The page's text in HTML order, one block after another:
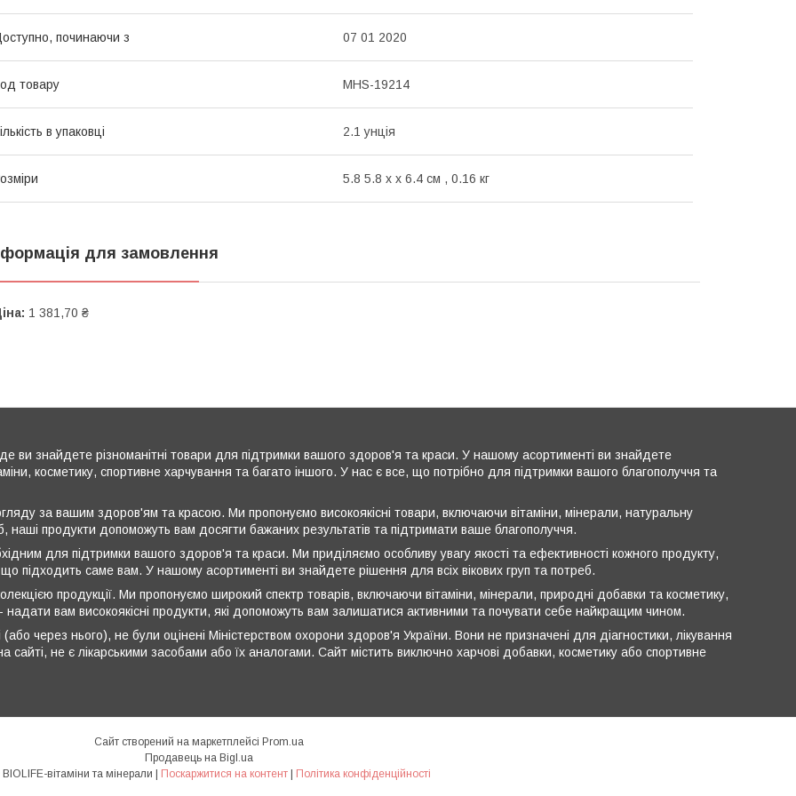
починаючи з 07 01 2020
товару MHS-19214
в упаковці 2.1 унція
5.8 5.8 x x 6.4 см , 0.16 кг
для замовлення
1 381,70 ₴
ви знайдете різноманітні товари для підтримки вашого здоров'я та краси. У нашому асортименті ви знайдете
косметику, спортивне харчування та багато іншого. У нас є все, що потрібно для підтримки вашого благополуччя та
за вашим здоров'ям та красою. Ми пропонуємо високоякісні товари, включаючи вітаміни, мінерали, натуральну
наші продукти допоможуть вам досягти бажаних результатів та підтримати ваше благополуччя.
для підтримки вашого здоров'я та краси. Ми приділяємо особливу увагу якості та ефективності кожного продукту,
підходить саме вам. У нашому асортименті ви знайдете рішення для всіх вікових груп та потреб.
продукції. Ми пропонуємо широкий спектр товарів, включаючи вітаміни, мінерали, природні добавки та косметику,
вам високоякісні продукти, які допоможуть вам залишатися активними та почувати себе найкращим чином.
через нього), не були оцінені Міністерством охорони здоров'я України. Вони не призначені для діагностики, лікування
не є лікарськими засобами або їх аналогами. Сайт містить виключно харчові добавки, косметику або спортивне
Сайт створений на маркетплейсі Prom.ua
Продавець на Bigl.ua
Поскаржитися на контент Політика конфіденційності